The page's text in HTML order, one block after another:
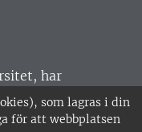
som lagras i din
för att webbplatsen
har
Huvudorter är
är